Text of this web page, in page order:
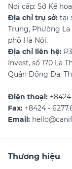
Nơi cấp: Sở Kế
Địa chỉ trụ sở: tại
Trung, Phường
phố Hà Nội.
Địa chỉ liên hệ:
Invest, số 170 La
Quận Đống Đa,
Điện thoại:
Fax: +8424 -
Email:
Thương hiệu